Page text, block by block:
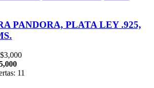
PANDORA, PLATA LEY .925,
$3,000
11